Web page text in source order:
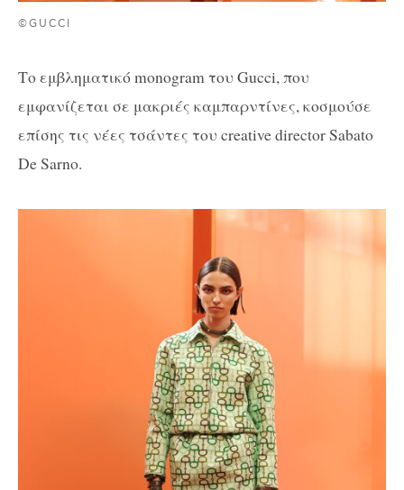
©GUCCI
Το εμβληματικό monogram του Gucci, που
εμφανίζεται σε μακριές καμπαρντίνες, κοσμούσε
επίσης τις νέες τσάντες του creative director Sabato
De Sarno.